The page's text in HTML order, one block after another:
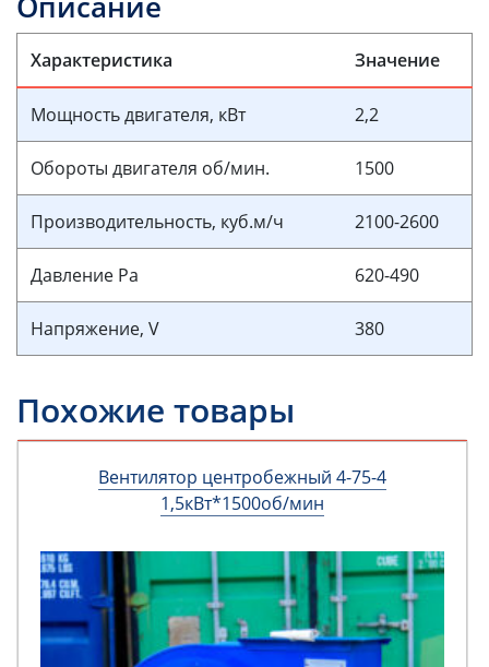
Характеристика Значение
Мощность двигателя, кВт 2,2
Обороты двигателя об/мин. 1500
Производительность, куб.м/ч 2100-2600
Давление Pa 620-490
Напряжение, V 380
Похожие товары
Вентилятор центробежный 4-75-4
1,5кВт*1500об/мин